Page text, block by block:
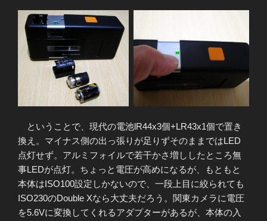
ということで、現代の電池lR44x3個+LR43x1個で置き
換え。マイナス側の出っ張りが足りずそのままではLED
点灯せず。アルミフォイルで若干かさ増ししたところ無
事LEDが点灯。ちょっと電圧が高めになるが、もともと
本体はISO100設定しかないので、一段上目に絞られても
ISO230のDouble Xなら大丈夫だろう。関東カメラに電圧
を5.6Vに変換してくれるアダプターがあるが、本体の入